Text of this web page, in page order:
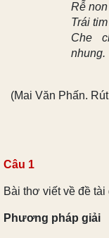
Rễ
Trái
Che
nhung.
(Mai Văn Phấn.
Câu 1
Bài thơ viết về đề tài
Phương pháp giải